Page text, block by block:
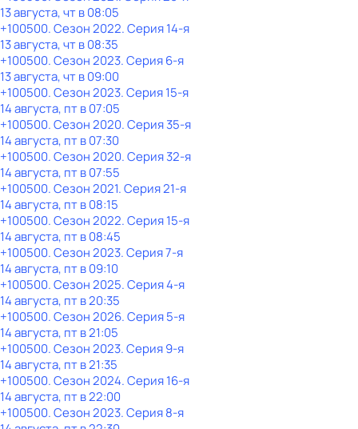
13 августа, чт в 08:05
+100500. Сезон 2022. Серия 14-я
13 августа, чт в 08:35
+100500. Сезон 2023. Серия 6-я
13 августа, чт в 09:00
+100500. Сезон 2023. Серия 15-я
14 августа, пт в 07:05
+100500. Сезон 2020. Серия 35-я
14 августа, пт в 07:30
+100500. Сезон 2020. Серия 32-я
14 августа, пт в 07:55
+100500. Сезон 2021. Серия 21-я
14 августа, пт в 08:15
+100500. Сезон 2022. Серия 15-я
14 августа, пт в 08:45
+100500. Сезон 2023. Серия 7-я
14 августа, пт в 09:10
+100500. Сезон 2025. Серия 4-я
14 августа, пт в 20:35
+100500. Сезон 2026. Серия 5-я
14 августа, пт в 21:05
+100500. Сезон 2023. Серия 9-я
14 августа, пт в 21:35
+100500. Сезон 2024. Серия 16-я
14 августа, пт в 22:00
+100500. Сезон 2023. Серия 8-я